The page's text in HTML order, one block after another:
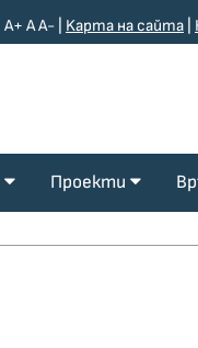
A+ AA- Kарта на сайта
Проекти